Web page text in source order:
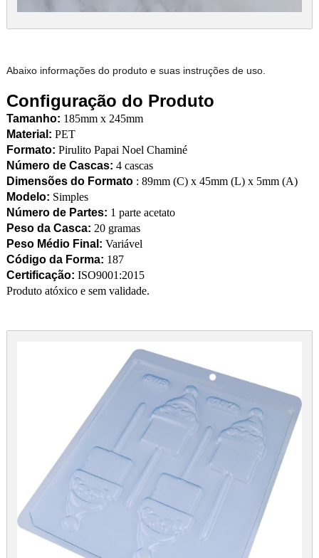
Abaixo informações do produto e suas instruções de uso.
Configuração do Produto
Tamanho: 185mm x 245mm
Material: PET
Formato: Pirulito Papai Noel Chaminé
Número de Cascas: 4 cascas
Dimensões do Formato : 89mm (C) x 45mm (L) x 5mm (A)
Modelo: Simples
Número de Partes: 1 parte acetato
Peso da Casca: 20 gramas
Peso Médio Final: Variável
Código da Forma: 187
Certificação: ISO9001:2015
Produto atóxico e sem validade.